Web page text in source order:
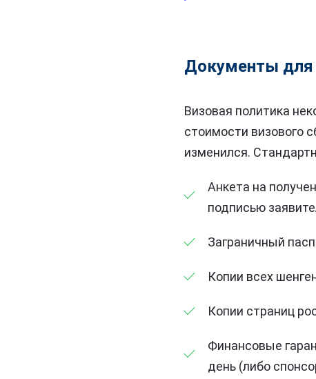
Документы для
Визовая политика
стоимости визового
изменился.
Анкета на
подписью
Заграничный
Копии всех
Копии страниц
Финансовые
день (либо